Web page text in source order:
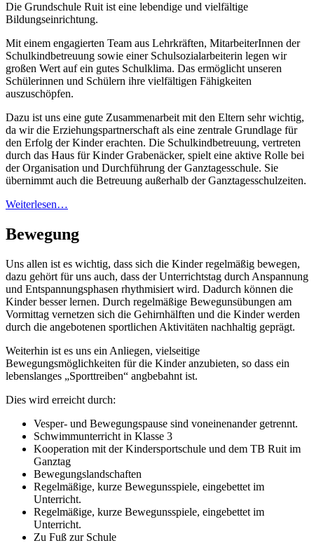
Die Grundschule Ruit ist eine lebendige und vielfältige
Bildungseinrichtung.
Mit einem engagierten Team aus Lehrkräften, MitarbeiterInnen der
Schulkindbetreuung sowie einer Schulsozialarbeiterin legen wir
großen Wert auf ein gutes Schulklima. Das ermöglicht unseren
Schülerinnen und Schülern ihre vielfältigen Fähigkeiten
auszuschöpfen.
Dazu ist uns eine gute Zusammenarbeit mit den Eltern sehr wichtig,
da wir die Erziehungspartnerschaft als eine zentrale Grundlage für
den Erfolg der Kinder erachten. Die Schulkindbetreuung, vertreten
durch das Haus für Kinder Grabenäcker, spielt eine aktive Rolle bei
der Organisation und Durchführung der Ganztagesschule. Sie
übernimmt auch die Betreuung außerhalb der Ganztagesschulzeiten.
Weiterlesen…
Bewegung
Uns allen ist es wichtig, dass sich die Kinder regelmäßig bewegen,
dazu gehört für uns auch, dass der Unterrichtstag durch Anspannung
und Entspannungsphasen rhythmisiert wird. Dadurch können die
Kinder besser lernen. Durch regelmäßige Bewegunsübungen am
Vormittag vernetzen sich die Gehirnhälften und die Kinder werden
durch die angebotenen sportlichen Aktivitäten nachhaltig geprägt.
Weiterhin ist es uns ein Anliegen, vielseitige
Bewegungsmöglichkeiten für die Kinder anzubieten, so dass ein
lebenslanges „Sporttreiben“ angbebahnt ist.
Dies wird erreicht durch:
Vesper- und Bewegungspause sind voneinenander getrennt.
Schwimmunterricht in Klasse 3
Kooperation mit der Kindersportschule und dem TB Ruit im
Ganztag
Bewegungslandschaften
Regelmäßige, kurze Bewegunsspiele, eingebettet im
Unterricht.
Regelmäßige, kurze Bewegunsspiele, eingebettet im
Unterricht.
Zu Fuß zur Schule